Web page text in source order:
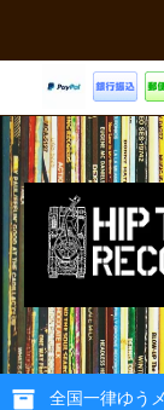
全国一律ゆう